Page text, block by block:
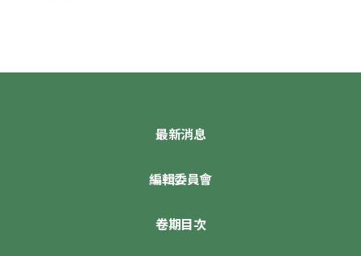
最新消息
編輯委員會
卷期目次